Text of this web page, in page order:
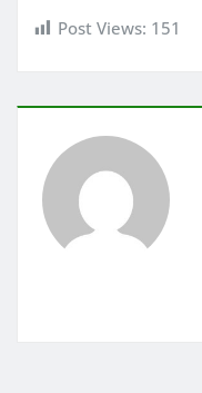
Post Views: 151